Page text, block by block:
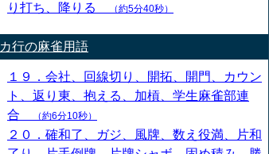
り打ち、降りる
（約5分40秒）
カ行の麻雀用語
１９．会社、回線切り、開拓、開門、カウン
ト、返り東、抱える、加槓、学生麻雀部連
合
（約6分10秒）
２０．確和了、ガジ、風牌、数え役満、片和